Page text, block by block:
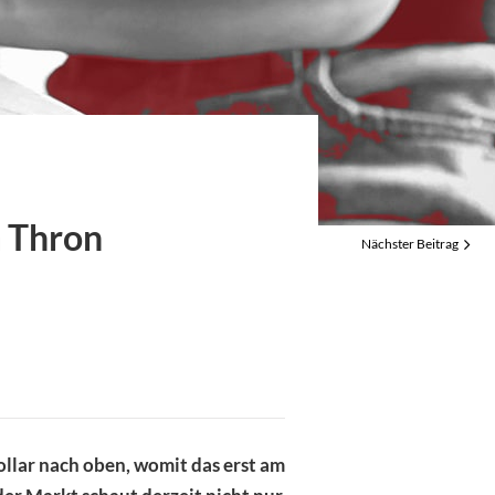
Ziele sorgen für
Bedarf an
steigt rapide
Nächster Beitrag
nach oben, womit das erst am